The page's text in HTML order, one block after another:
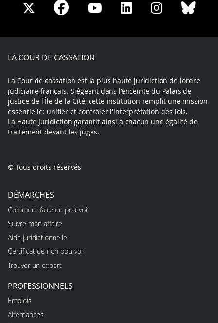
Share
X
Share
Facebook
Share
Youtube
Share
LinkedIn
Share
Instagram
LA COUR DE CASSATION
La Cour de cassation est la plus haute juridiction de l’ordre
judiciaire français. Siégeant dans l’enceinte du Palais de
justice de l'Île de la Cité, cette institution remplit une mission
essentielle: unifier et contrôler l'interprétation des lois.
La Haute Juridiction garantit ainsi à chacun une égalité de
traitement devant les juges.
© Tous droits réservés
DÉMARCHES
Comment faire un pourvoi
Suivre mon affaire
Aide juridictionnelle
Certificat de non pourvoi
Trouver un expert
PROFESSIONNELS
Emplois
Alternances